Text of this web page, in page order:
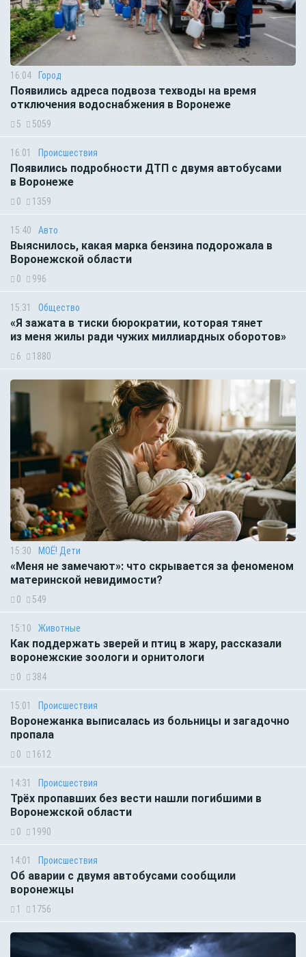
16:04 Город
Появились адреса подвоза техводы на время
отключения водоснабжения в Воронеже
5 5059
16:01 Происшествия
Появились подробности ДТП с двумя автобусами
в Воронеже
0 1359
15:40 Авто
Выяснилось, какая марка бензина подорожала в
Воронежской области
0 996
15:31 Общество
«Я зажата в тиски бюрократии, которая тянет
из меня жилы ради чужих миллиардных оборотов»
6 1880
15:30 МОЁ! Дети
«Меня не замечают»: что скрывается за феноменом
материнской невидимости?
0 549
15:10 Животные
Как поддержать зверей и птиц в жару, рассказали
воронежские зоологи и орнитологи
0 384
15:01 Происшествия
Воронежанка выписалась из больницы и загадочно
пропала
0 1612
14:31 Происшествия
Трёх пропавших без вести нашли погибшими в
Воронежской области
0 1990
14:01 Происшествия
Об аварии с двумя автобусами сообщили
воронежцы
1 1756